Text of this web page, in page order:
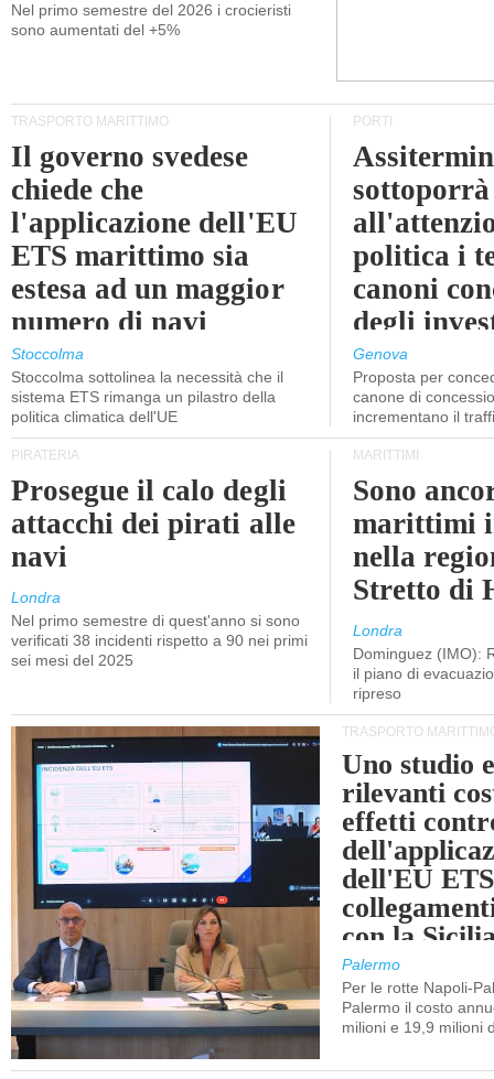
Nel primo semestre del 2026 i crocieristi
sono aumentati del +5%
TRASPORTO MARITTIMO
Il governo svedese
chiede che
l'applicazione dell'EU
ETS marittimo sia
estesa ad un maggior
numero di navi
Stoccolma
Stoccolma sottolinea la necessità che il
sistema ETS rimanga un pilastro della
politica climatica dell'UE
PORTI
sottoporrà
politica i
canoni
degli
Genova
Proposta per
canone di
incrementano il
PIRATERIA
Prosegue il calo degli
attacchi dei pirati alle
navi
Londra
Nel primo semestre di quest'anno si sono
verificati 38 incidenti rispetto a 90 nei primi
sei mesi del 2025
MARITTIMI
Sono
marittimi
nella
Stretto di
Londra
Dominguez (IMO):
il piano di
ripreso
TRASPORTO
Uno studio
rilevanti
effetti
dell'EU
con la
Palermo
Per le rotte Napoli-
Palermo il costo
milioni e 19,9 milioni